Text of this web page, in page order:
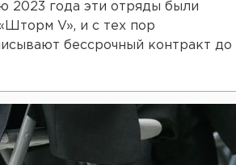
2023 года эти отряды были
V», и с тех пор
бессрочный контракт до